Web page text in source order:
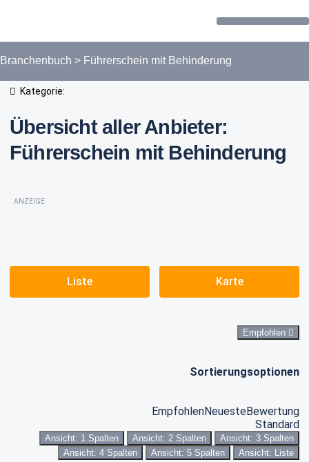
Branchenbuch > Führerschein mit Behinderung
Kategorie:
Übersicht aller Anbieter:
Führerschein mit Behinderung
ANZEIGE
Liste Karte
Empfohlen
Sortierungsoptionen
EmpfohlenNeuesteBewertung
Standard
Ansicht: 1 Spalten Ansicht: 2 Spalten
Ansicht: 3 Spalten
Ansicht: 4 Spalten
Ansicht: 5 Spalten Ansicht: Liste